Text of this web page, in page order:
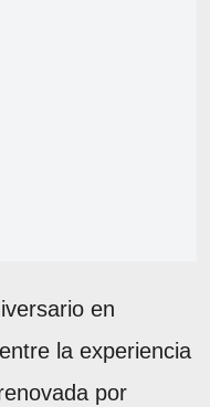
en
la experiencia
por